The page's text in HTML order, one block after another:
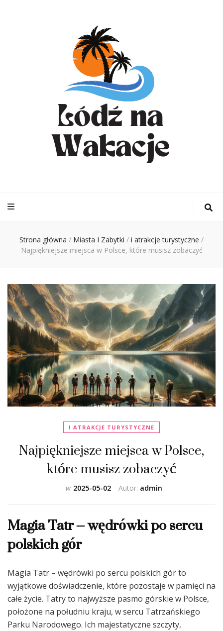
– Turystyka
Ciebie
Strona główna / Miasta I Zabytki / i atrakcje turystyczne /
Najpiękniejsze miejsca w Polsce, które musisz zobaczyć
I ATRAKCJE TURYSTYCZNE
Najpiękniejsze miejsca w Polsce,
które musisz zobaczyć
Autor: admin
w 2025-05-02
Magia Tatr – wędrówki po sercu
polskich gór
Magia Tatr – wędrówki po sercu polskich gór to
wyjątkowe doświadczenie, które pozostaje w pamięci na
całe życie. Tatry to najwyższe pasmo górskie w Polsce,
położone na południu kraju, w sercu Tatrzańskiego
Parku Narodowego. Ich majestatyczne szczyty,